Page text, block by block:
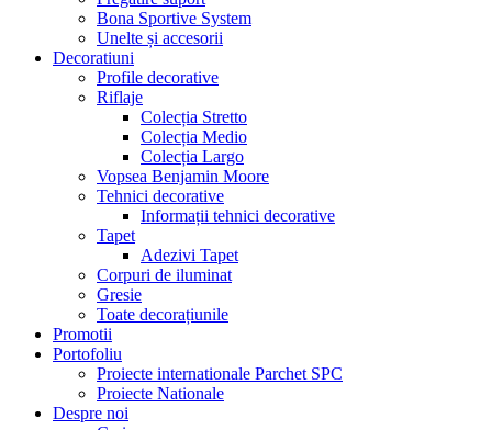
Bona Sportive System
Unelte și accesorii
Decoratiuni
Profile decorative
Riflaje
Colecția Stretto
Colecția Medio
Colecția Largo
Vopsea Benjamin Moore
Tehnici decorative
Informații tehnici decorative
Tapet
Adezivi Tapet
Corpuri de iluminat
Gresie
Toate decorațiunile
Promotii
Portofoliu
Proiecte internationale Parchet SPC
Proiecte Nationale
Despre noi